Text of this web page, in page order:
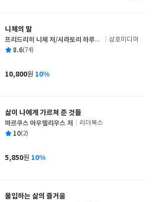
니체의 말
글
쓴
프리드리히 니체 저/시라토리 하루히
코 편역/박재현 역
출
사
삼호미디어
평 8.6(74)
가
10,800원 10%
삶이 나에게 가르쳐 준 것들
글
쓴
마르쿠스 아우렐리우스 저
출
사
리더북스
평 10(2)
가
5,850원 10%
몰입하는 삶의 즐거움